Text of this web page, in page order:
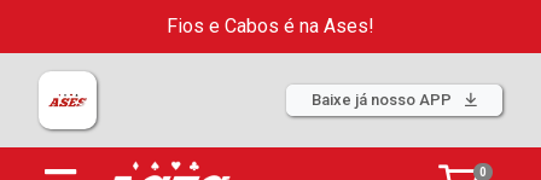
Fios e Cabos é na Ases!
Baixe já nosso APP
0